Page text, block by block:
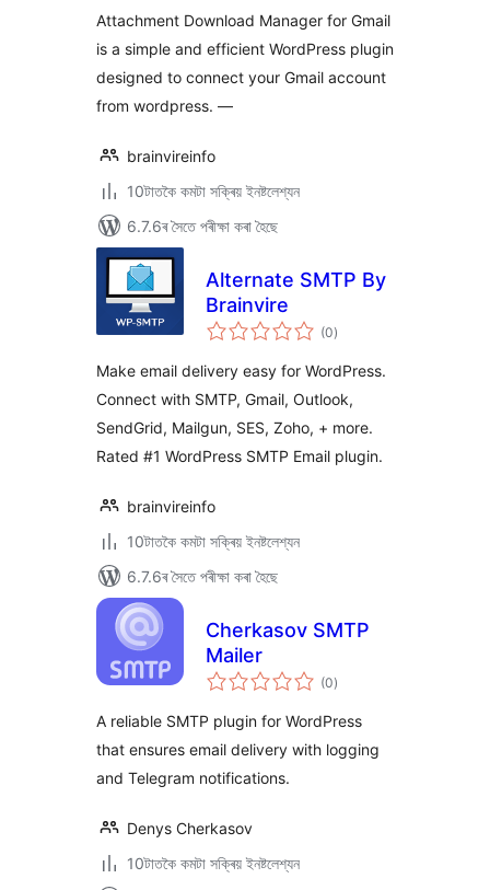
Attachment Download Manager for Gmail
is a simple and efficient WordPress plugin
designed to connect your Gmail account
from wordpress. —
brainvireinfo
10টাতকৈ কমটা সক্ৰিয় ইনষ্টলেশ্যন
6.7.6ৰ সৈতে পৰীক্ষা কৰা হৈছে
Alternate SMTP By
Brainvire
(0টা
মুঠ)
Make email delivery easy for WordPress.
Connect with SMTP, Gmail, Outlook,
SendGrid, Mailgun, SES, Zoho, + more.
Rated #1 WordPress SMTP Email plugin.
brainvireinfo
10টাতকৈ কমটা সক্ৰিয় ইনষ্টলেশ্যন
6.7.6ৰ সৈতে পৰীক্ষা কৰা হৈছে
Cherkasov SMTP
Mailer
(0টা
মুঠ)
A reliable SMTP plugin for WordPress
that ensures email delivery with logging
and Telegram notifications.
Denys Cherkasov
10টাতকৈ কমটা সক্ৰিয় ইনষ্টলেশ্যন